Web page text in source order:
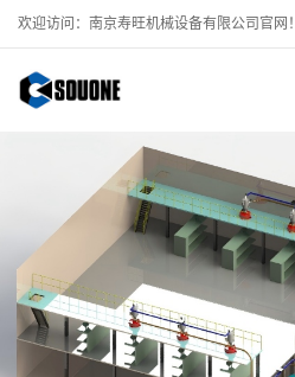
欢迎访问：南京寿旺机械设备有限公司官网！